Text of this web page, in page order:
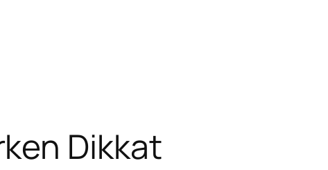
Dikkat